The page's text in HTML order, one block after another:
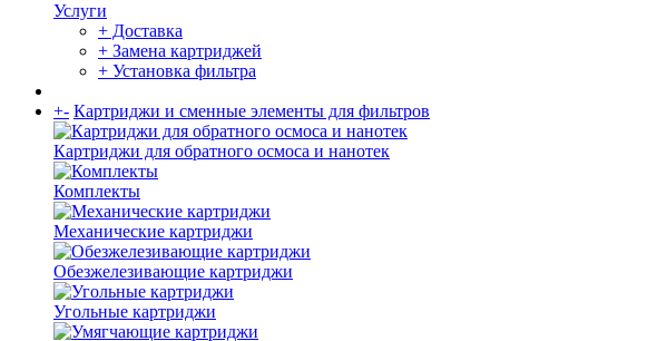
Услуги
+ Доставка
+ Замена картриджей
+ Установка фильтра
+- Картриджи и сменные элементы для фильтров
Картриджи для обратного осмоса и нанотек
Комплекты
Механические картриджи
Обезжелезивающие картриджи
Угольные картриджи